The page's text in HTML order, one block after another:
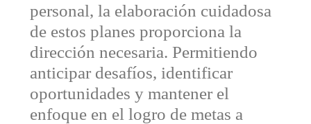
personal, la elaboración cuidadosa
de estos planes proporciona la
dirección necesaria. Permitiendo
anticipar desafíos, identificar
oportunidades y mantener el
enfoque en el logro de metas a